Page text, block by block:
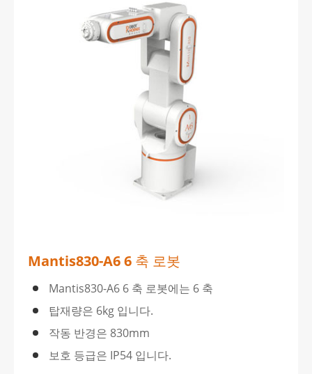
Mantis830-A6 6 축 로봇
Mantis830-A6 6 축 로봇에는 6 축
탑재량은 6kg 입니다.
작동 반경은 830mm
보호 등급은 IP54 입니다.